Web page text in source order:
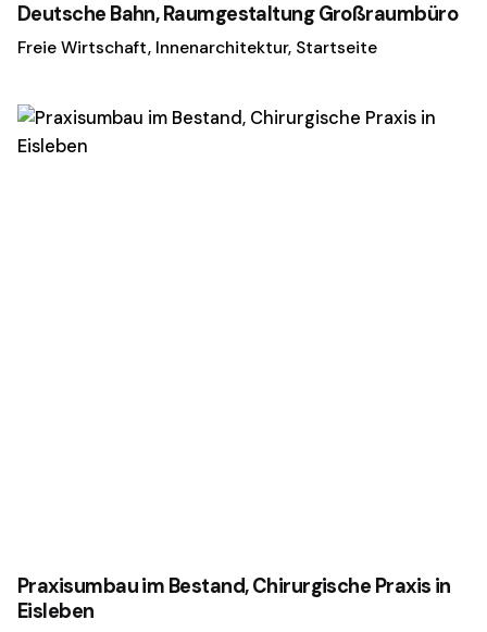
Deutsche Bahn, Raumgestaltung Großraumbüro
Freie Wirtschaft Innenarchitektur Startseite
Praxisumbau im Bestand, Chirurgische Praxis in
Eisleben